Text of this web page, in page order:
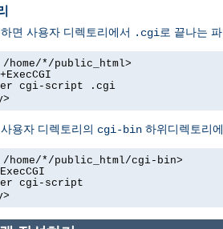
면 사용자 디렉토리에서 .cgi로 끝나는
home/*/public_html>
cgi-script .cgi
용자 디렉토리의 cgi-bin 하위디렉토리
home/*/public_html/cgi-bin>
cgi-script